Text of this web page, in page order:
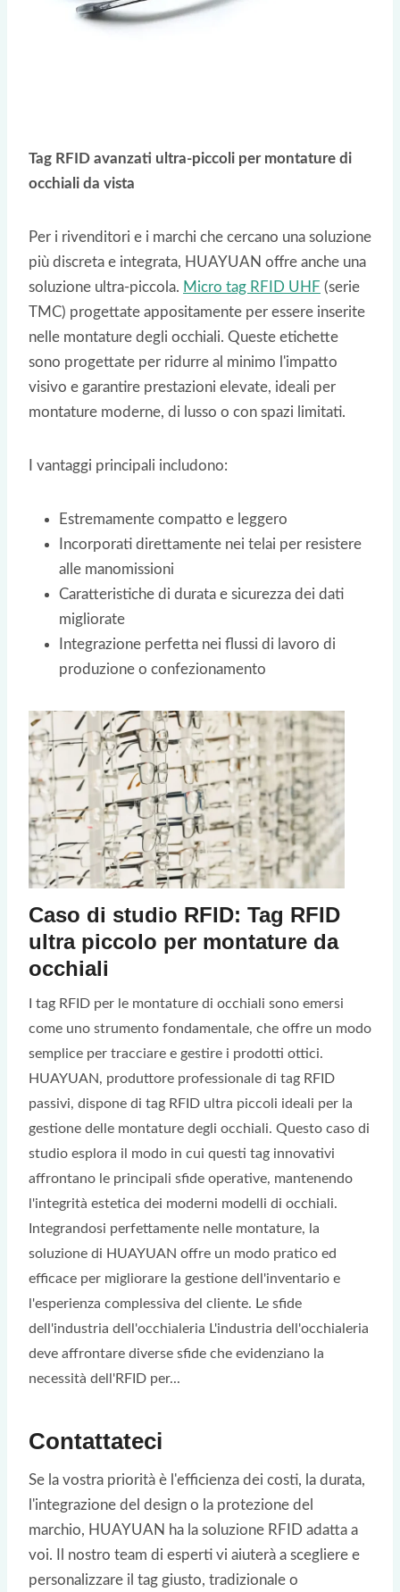
Tag RFID avanzati ultra-piccoli per montature di
occhiali da vista
Per i rivenditori e i marchi che cercano una soluzione
più discreta e integrata, HUAYUAN offre anche una
soluzione ultra-piccola. Micro tag RFID UHF (serie
TMC) progettate appositamente per essere inserite
nelle montature degli occhiali. Queste etichette
sono progettate per ridurre al minimo l'impatto
visivo e garantire prestazioni elevate, ideali per
montature moderne, di lusso o con spazi limitati.
I vantaggi principali includono:
Estremamente compatto e leggero
Incorporati direttamente nei telai per resistere
alle manomissioni
Caratteristiche di durata e sicurezza dei dati
migliorate
Integrazione perfetta nei flussi di lavoro di
produzione o confezionamento
Caso di studio RFID: Tag RFID
ultra piccolo per montature da
occhiali
I tag RFID per le montature di occhiali sono emersi
come uno strumento fondamentale, che offre un modo
semplice per tracciare e gestire i prodotti ottici.
HUAYUAN, produttore professionale di tag RFID
passivi, dispone di tag RFID ultra piccoli ideali per la
gestione delle montature degli occhiali. Questo caso di
studio esplora il modo in cui questi tag innovativi
affrontano le principali sfide operative, mantenendo
l'integrità estetica dei moderni modelli di occhiali.
Integrandosi perfettamente nelle montature, la
soluzione di HUAYUAN offre un modo pratico ed
efficace per migliorare la gestione dell'inventario e
l'esperienza complessiva del cliente. Le sfide
dell'industria dell'occhialeria L'industria dell'occhialeria
deve affrontare diverse sfide che evidenziano la
necessità dell'RFID per...
Contattateci
Se la vostra priorità è l'efficienza dei costi, la durata,
l'integrazione del design o la protezione del
marchio, HUAYUAN ha la soluzione RFID adatta a
voi. Il nostro team di esperti vi aiuterà a scegliere e
personalizzare il tag giusto, tradizionale o